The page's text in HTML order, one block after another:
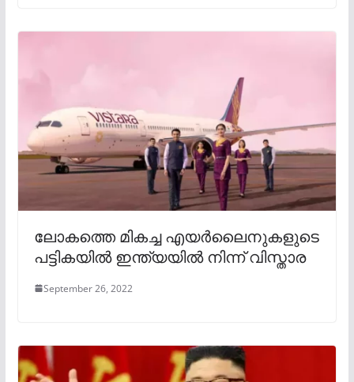
ലോകത്തെ മികച്ച എയര്‍ലൈനുകളുടെ
പട്ടികയിൽ ഇന്ത്യയില്‍ നിന്ന് വിസ്താര
September 26, 2022